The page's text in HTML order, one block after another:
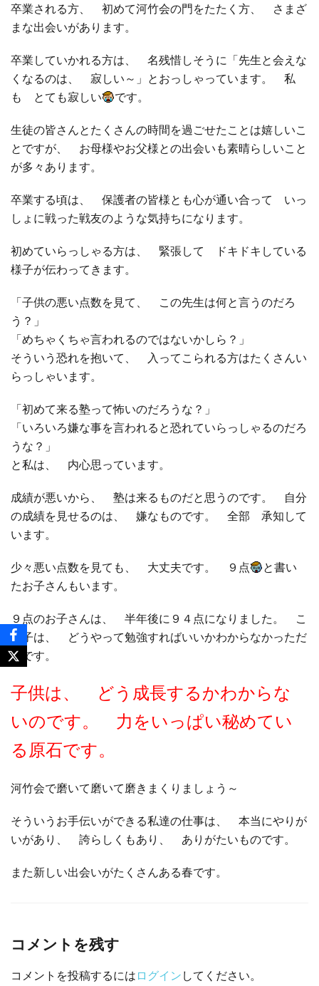
卒業される方、 初めて河竹会の門をたたく方、 さまざ
まな出会いがあります。
卒業していかれる方は、 名残惜しそうに「先生と会えな
くなるのは、 寂しい～」とおっしゃっています。 私
も とても寂しい
です。
生徒の皆さんとたくさんの時間を過ごせたことは嬉しいこ
とですが、 お母様やお父様との出会いも素晴らしいこと
が多々あります。
卒業する頃は、 保護者の皆様とも心が通い合って いっ
しょに戦った戦友のような気持ちになります。
初めていらっしゃる方は、 緊張して ドキドキしている
様子が伝わってきます。
「子供の悪い点数を見て、 この先生は何と言うのだろ
う？」
「めちゃくちゃ言われるのではないかしら？」
そういう恐れを抱いて、 入ってこられる方はたくさんい
らっしゃいます。
「初めて来る塾って怖いのだろうな？」
「いろいろ嫌な事を言われると恐れていらっしゃるのだろ
うな？」
と私は、 内心思っています。
成績が悪いから、 塾は来るものだと思うのです。 自分
の成績を見せるのは、 嫌なものです。 全部 承知して
います。
少々悪い点数を見ても、 大丈夫です。 ９点
と書い
たお子さんもいます。
９点のお子さんは、 半年後に９４点になりました。 こ
の子は、 どうやって勉強すればいいかわからなかっただ
けです。
子供は、 どう成長するかわからな
いのです。 力をいっぱい秘めてい
る原石です。
河竹会で磨いて磨いて磨きまくりましょう～
そういうお手伝いができる私達の仕事は、 本当にやりが
いがあり、 誇らしくもあり、 ありがたいものです。
また新しい出会いがたくさんある春です。
コメントを残す
コメントを投稿するには ログイン してください。